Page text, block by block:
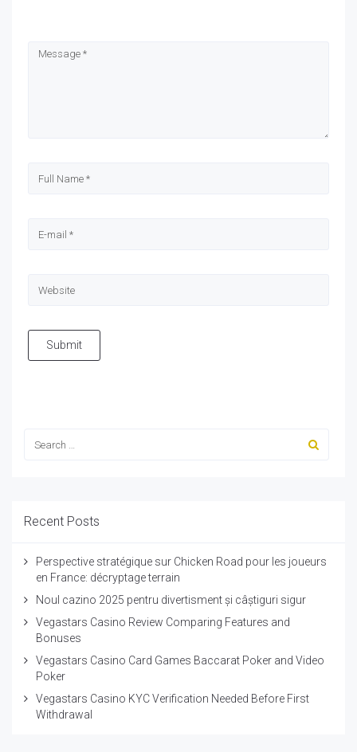
Submit
Recent Posts
Perspective stratégique sur Chicken Road pour les joueurs
en France: décryptage terrain
Noul cazino 2025 pentru divertisment și câștiguri sigur
Vegastars Casino Review Comparing Features and
Bonuses
Vegastars Casino Card Games Baccarat Poker and Video
Poker
Vegastars Casino KYC Verification Needed Before First
Withdrawal